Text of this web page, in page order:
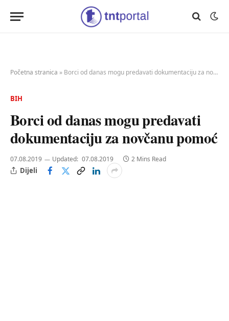
Početna stranica » Borci od danas mogu predavati dokumentaciju za novčanu pomoć
BIH
Borci od danas mogu predavati
dokumentaciju za novčanu pomoć
07.08.2019 Updated: 07.08.2019 2 Mins Read
Dijeli